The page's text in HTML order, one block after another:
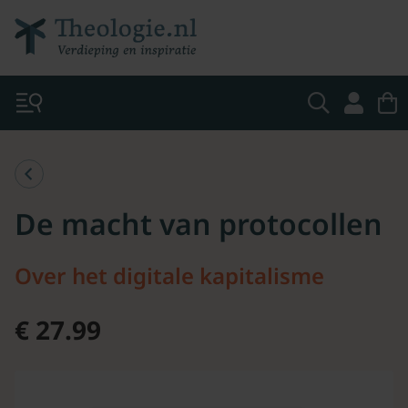
De macht van protocollen
Over het digitale kapitalisme
€ 27.99